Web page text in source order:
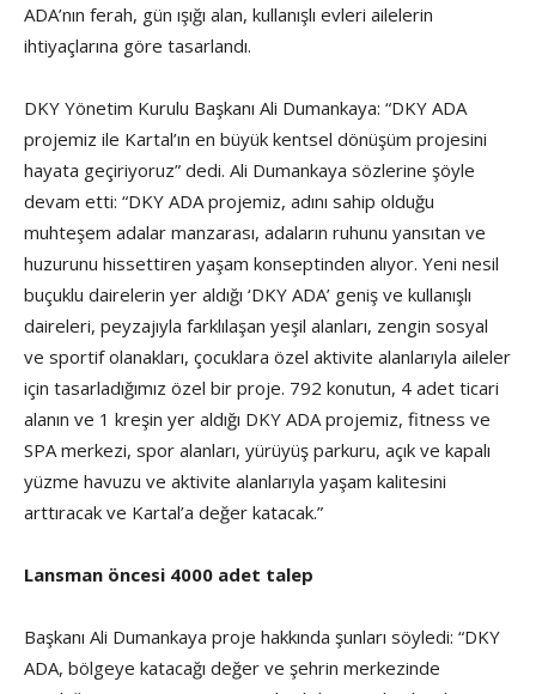
ADA’nın ferah, gün ışığı alan, kullanışlı evleri ailelerin
ihtiyaçlarına göre tasarlandı.
DKY Yönetim Kurulu Başkanı Ali Dumankaya: “DKY ADA
projemiz ile Kartal’ın en büyük kentsel dönüşüm projesini
hayata geçiriyoruz” dedi. Ali Dumankaya sözlerine şöyle
devam etti: “DKY ADA projemiz, adını sahip olduğu
muhteşem adalar manzarası, adaların ruhunu yansıtan ve
huzurunu hissettiren yaşam konseptinden alıyor. Yeni nesil
buçuklu dairelerin yer aldığı ‘DKY ADA’ geniş ve kullanışlı
daireleri, peyzajıyla farklılaşan yeşil alanları, zengin sosyal
ve sportif olanakları, çocuklara özel aktivite alanlarıyla aileler
için tasarladığımız özel bir proje. 792 konutun, 4 adet ticari
alanın ve 1 kreşin yer aldığı DKY ADA projemiz, fitness ve
SPA merkezi, spor alanları, yürüyüş parkuru, açık ve kapalı
yüzme havuzu ve aktivite alanlarıyla yaşam kalitesini
arttıracak ve Kartal’a değer katacak.”
Lansman öncesi 4000 adet talep
Başkanı Ali Dumankaya proje hakkında şunları söyledi: “DKY
ADA, bölgeye katacağı değer ve şehrin merkezinde